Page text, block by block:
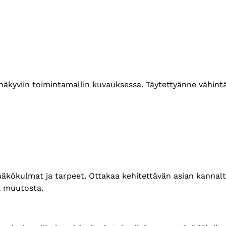
toimintamallin kuvauksessa. Täytettyänne
ja tarpeet. Ottakaa kehitettävän asian
muutosta.